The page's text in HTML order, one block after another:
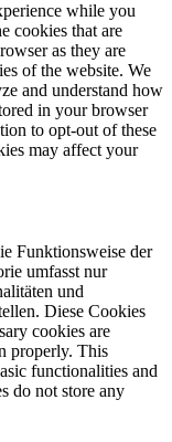
while you
cookies that are
as they are
of the website. We
and understand how
in your browser
to opt-out of these
may affect your
Funktionsweise der
umfasst nur
und
Diese Cookies
cookies are
properly. This
functionalities and
do not store any